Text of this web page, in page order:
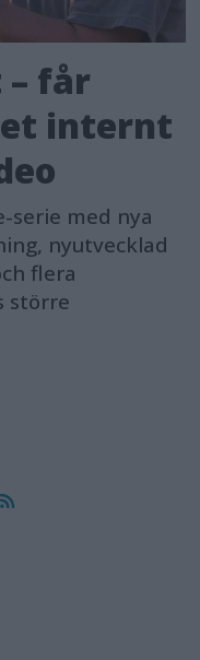
– får
internt
serie med nya
nyutvecklad
flera
större